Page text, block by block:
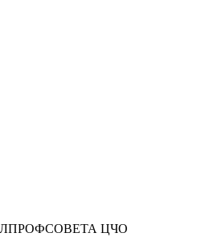
ЦЧО